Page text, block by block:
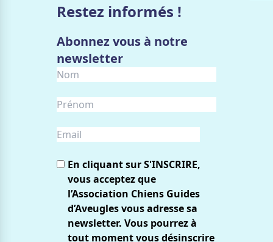
Restez informés !
Abonnez vous à notre
newsletter
En cliquant sur S'INSCRIRE,
vous acceptez que
l’Association Chiens Guides
d’Aveugles vous adresse sa
newsletter. Vous pourrez à
tout moment vous désinscrire